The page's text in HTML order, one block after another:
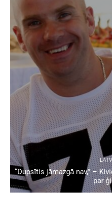
“Dupsītis jāmazgā nav,” –
par